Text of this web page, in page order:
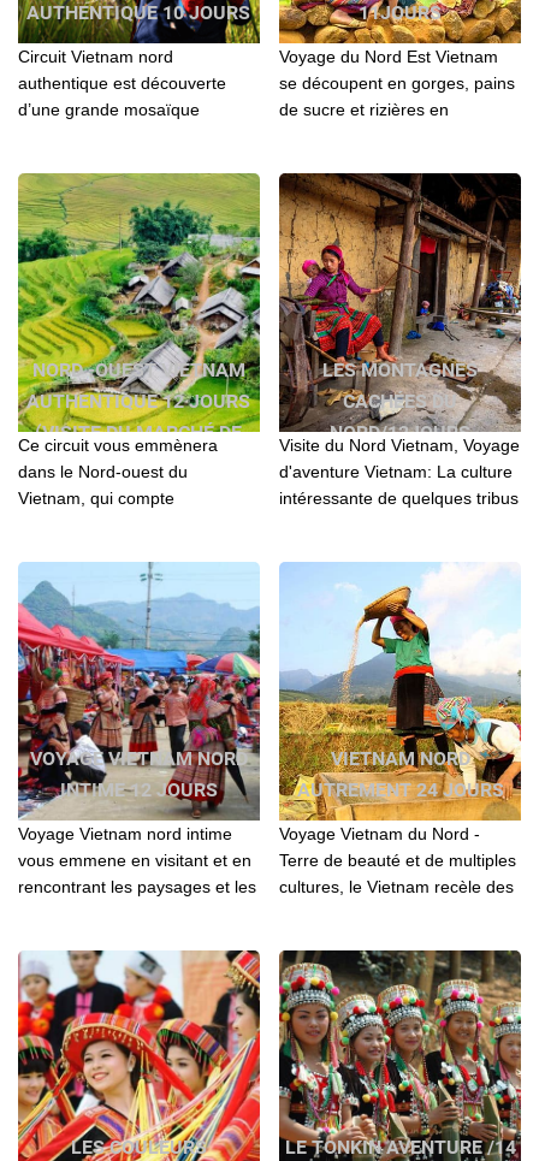
AUTHENTIQUE 10 JOURS
Circuit Vietnam nord
authentique est découverte
d’une grande mosaïque
11JOURS
Voyage du Nord Est Vietnam
se découpent en gorges, pains
de sucre et rizières en
NORD -OUEST VIETNAM
AUTHENTIQUE 12 JOURS
(VISITE DU MARCHÉ DE
L’AMOUR MOC CHAU)
Ce circuit vous emmènera
dans le Nord-ouest du
Vietnam, qui compte
LES MONTAGNES
CACHÉES DU
NORD/12JOURS
Visite du Nord Vietnam, Voyage
d'aventure Vietnam: La culture
intéressante de quelques tribus
VOYAGE VIETNAM NORD
INTIME 12 JOURS
Voyage Vietnam nord intime
vous emmene en visitant et en
rencontrant les paysages et les
VIETNAM NORD
AUTREMENT 24 JOURS
Voyage Vietnam du Nord -
Terre de beauté et de multiples
cultures, le Vietnam recèle des
LES COULEURS
LE TONKIN AVENTURE /14